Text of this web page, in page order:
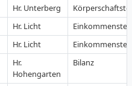
Hr. Unterberg
Hr. Licht
Hr. Licht
Hr.
Hohengarten
Bilanz